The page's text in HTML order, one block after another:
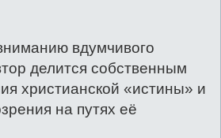
вдумчивого
делится собственным
христианской «истины» и
на путях её